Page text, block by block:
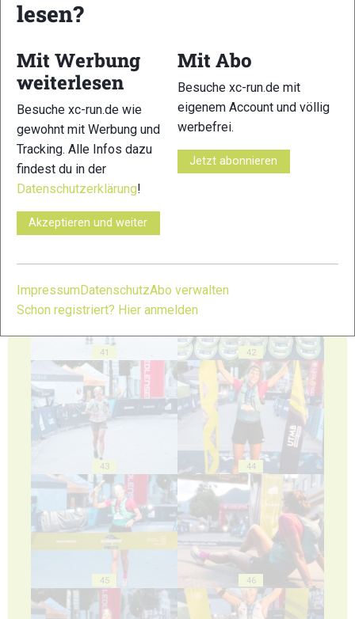
39
41 42
43 44
45 46
lesen?
Mit Werbung
weiterlesen
Besuche xc-run.de wie
gewohnt mit Werbung und
Tracking. Alle Infos dazu
findest du in der
Datenschutzerklärung!
Akzeptieren und weiter
Mit Abo
Besuche xc-run.de mit
eigenem Account und völlig
werbefrei.
Jetzt abonnieren
Impressum DatenschutzAbo verwalten
Schon registriert? Hier anmelden